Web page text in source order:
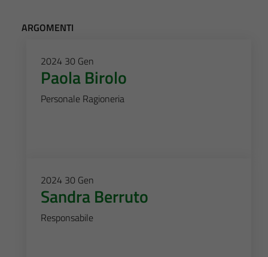
ARGOMENTI
2024 30 Gen
Paola Birolo
Personale Ragioneria
2024 30 Gen
Sandra Berruto
Responsabile